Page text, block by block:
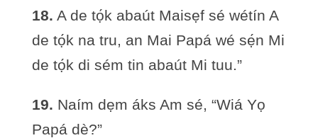
18. A de tọ́k abaút Maisẹf sé wétín A
de tọ́k na tru, an Mai Papá wé sẹ́n Mi
de tọ́k di sém tin abaút Mi tuu.”
19. Naím dẹm áks Am sé, “Wiá Yọ
Papá dè?”